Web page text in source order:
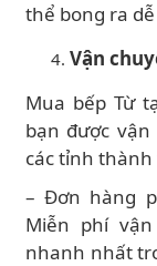
thể bong ra
Vận
Mua bếp Từ
bạn được
các tỉnh
– Đơn hàng
Miễn phí
nhanh nhất